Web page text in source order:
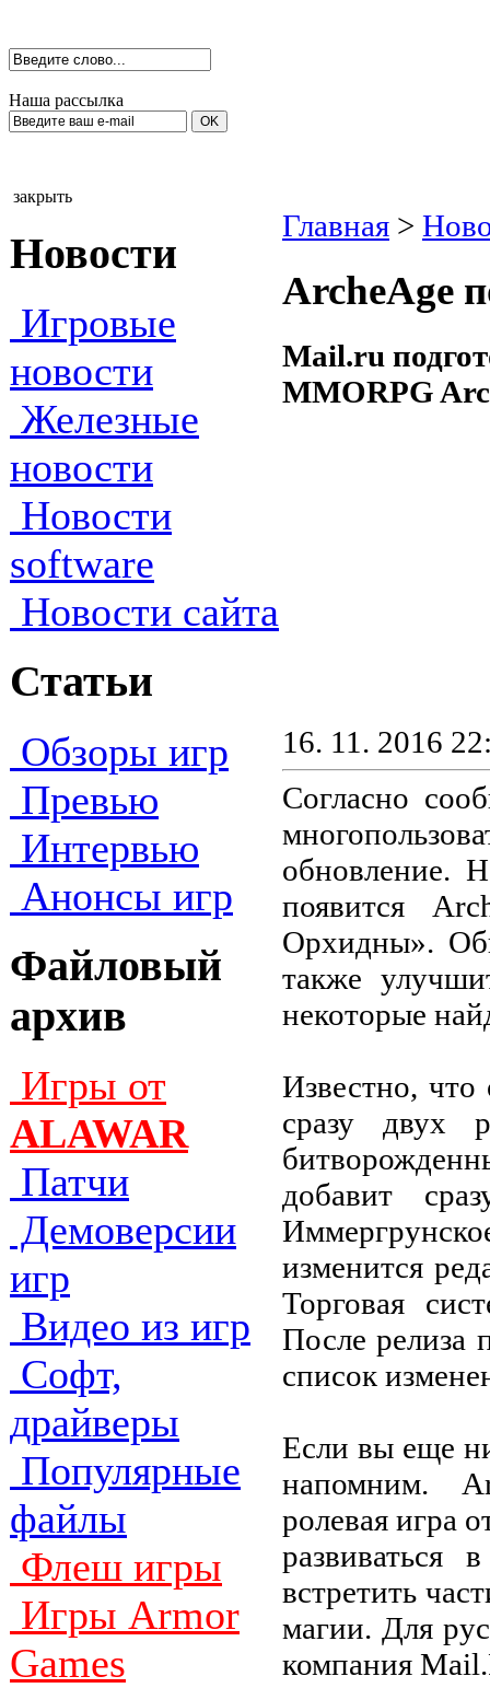
Наша рассылка
закрыть
Новости
Игровые
новости
Железные
новости
Новости
software
Новости сайта
Статьи
Обзоры игр
Превью
Интервью
Анонсы игр
Файловый
архив
Игры от
ALAWAR
Патчи
Демоверсии
игр
Видео из игр
Софт,
драйверы
Популярные
файлы
Флеш игры
Игры Armor
Games
Главная >
ArcheAge
Mail.ru
MMORPG
16. 11. 2016
Согласно
обновление.
появится
Орхидны».
также
некоторые
Известно,
сразу двух
добавит
изменится
Торговая
После релиза
список
Если вы еще
напомним.
ролевая игра
встретить
магии. Для
компания